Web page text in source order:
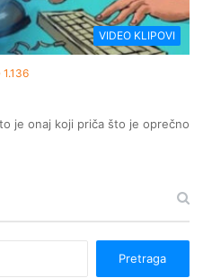
VIDEO KLIPOVI
1.136
je onaj koji priča što je oprečno